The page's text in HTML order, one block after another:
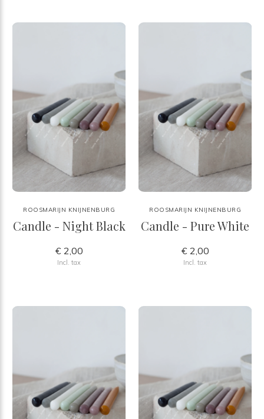
ROOSMARIJN KNIJNENBURG
Candle - Night Black
€ 2,00
Incl. tax
ROOSMARIJN KNIJNENBURG
Candle - Pure White
€ 2,00
Incl. tax